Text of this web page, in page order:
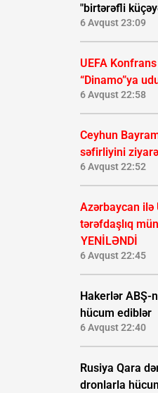
"birtərəfli
6 Avqust 23:09
UEFA Konfrans
“Dinamo”ya
6 Avqust 22:58
Ceyhun
səfirliyini
6 Avqust 22:52
Azərbaycan ilə
tərəfdaşlıq
YENİLƏNDİ
6 Avqust 22:45
Hakerlər ABŞ-
hücum ediblər
6 Avqust 22:40
Rusiya Qara
dronlarla